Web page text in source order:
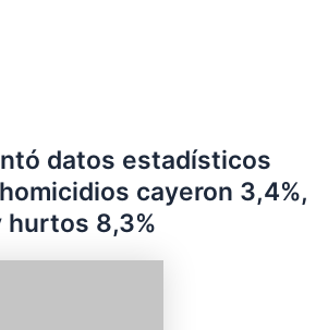
datos estadísticos
cayeron 3,4%,
hurtos 8,3%